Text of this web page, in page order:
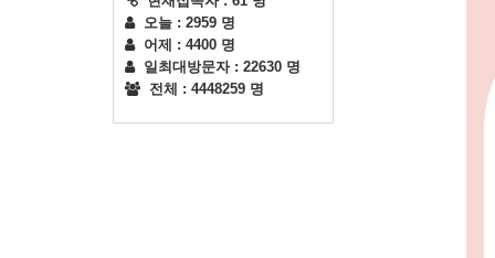
오늘 : 2959 명
어제 : 4400 명
일최대방문자 : 22630 명
전체 : 4448259 명